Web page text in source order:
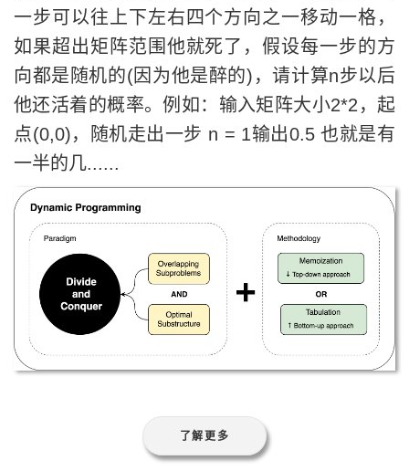
一步可以往上下左右四个方向之一移动一格，
如果超出矩阵范围他就死了，假设每一步的方
向都是随机的(因为他是醉的)，请计算n步以后
他还活着的概率。例如：输入矩阵大小2*2，起
点(0,0)，随机走出一步 n = 1输出0.5 也就是有
一半的几......
了解更多